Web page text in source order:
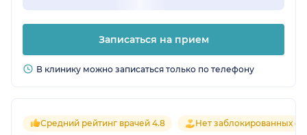
Записаться на прием
В клинику можно записаться только по телефону
Средний рейтинг врачей 4.8 Нет заблокированных